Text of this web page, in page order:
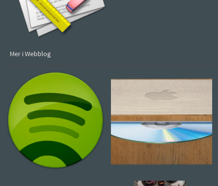
Mer i Webblog